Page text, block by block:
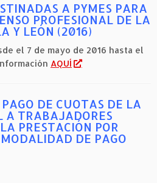
A PYMES PARA
PROFESIONAL DE LA
Y LEÓN (2016)
el 7 de mayo de 2016 hasta el
AQUÍ
DE CUOTAS DE LA
A TRABAJADORES
PRESTACIÓN POR
DE PAGO